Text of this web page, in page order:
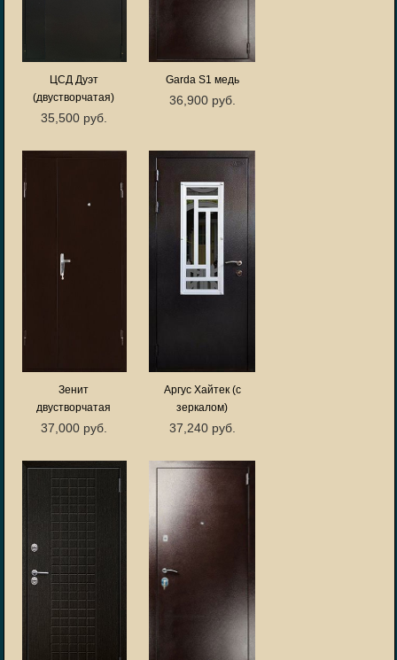
ЦСД Дуэт
(двустворчатая)
35,500 руб.
Garda S1 медь
36,900 руб.
Зенит
двустворчатая
37,000 руб.
Аргус Хайтек (с
зеркалом)
37,240 руб.